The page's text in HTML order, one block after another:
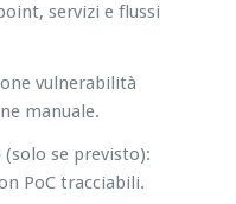
servizi e flussi
vulnerabilità
manuale.
(solo se previsto):
PoC tracciabili.